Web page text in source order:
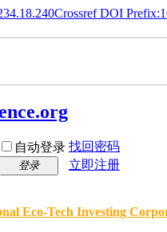
Crossref DOI
自动登录 找回密码
登录
立即注册
Eco-Tech Investing